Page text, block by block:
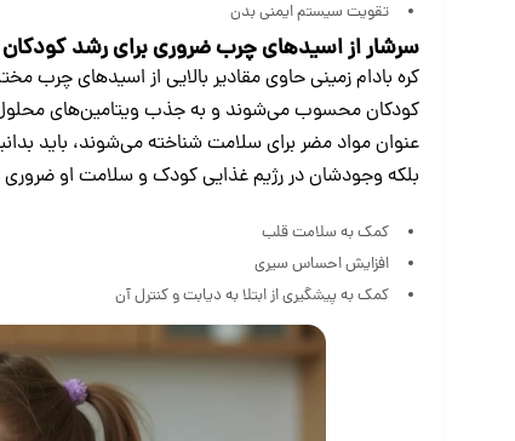
تقویت سیستم ایمنی بدن
سرشار از اسیدهای چرب‌ ضروری برای رشد کودکان
عنوان مواد مضر برای سلامت شناخته می‌شوند، باید
بلکه وجودشان در رژیم غذایی کودک و سلامت او ضروری
کمک به سلامت قلب
افزایش احساس سیری
کمک به پیشگیری از ابتلا به دیابت و کنترل آن